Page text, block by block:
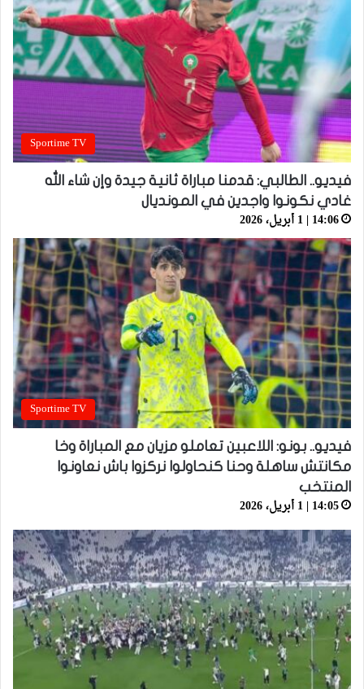
Sportime TV
فيديو.. الطالبي: قدمنا مباراة ثانية جيدة وإن شاء الله
غادي نكونوا واجدين في المونديال
14:06 | 1 أبريل، 2026
Sportime TV
فيديو.. بونو: اللاعبين تعاملو مزيان مع المباراة وخا
مكانتش ساهلة وحنا كنحاولوا نركزوا باش نعاونوا
المنتخب
14:05 | 1 أبريل، 2026